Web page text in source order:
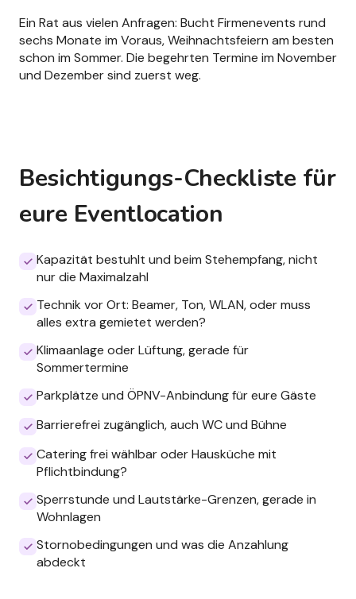
Ein Rat aus vielen Anfragen: Bucht Firmenevents rund
sechs Monate im Voraus, Weihnachtsfeiern am besten
schon im Sommer. Die begehrten Termine im November
und Dezember sind zuerst weg.
Besichtigungs-Checkliste für
eure Eventlocation
Kapazität bestuhlt und beim Stehempfang, nicht
nur die Maximalzahl
Technik vor Ort: Beamer, Ton, WLAN, oder muss
alles extra gemietet werden?
Klimaanlage oder Lüftung, gerade für
Sommertermine
Parkplätze und ÖPNV-Anbindung für eure Gäste
Barrierefrei zugänglich, auch WC und Bühne
Catering frei wählbar oder Hausküche mit
Pflichtbindung?
Sperrstunde und Lautstärke-Grenzen, gerade in
Wohnlagen
Stornobedingungen und was die Anzahlung
abdeckt